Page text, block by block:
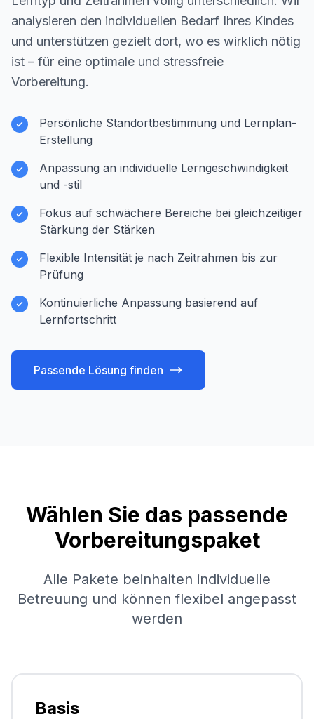
analysieren den individuellen Bedarf Ihres Kindes
und unterstützen gezielt dort, wo es wirklich nötig
ist – für eine optimale und stressfreie
Vorbereitung.
Persönliche Standortbestimmung und Lernplan-
Erstellung
Anpassung an individuelle Lerngeschwindigkeit
und -stil
Fokus auf schwächere Bereiche bei gleichzeitiger
Stärkung der Stärken
Flexible Intensität je nach Zeitrahmen bis zur
Prüfung
Kontinuierliche Anpassung basierend auf
Lernfortschritt
Passende Lösung finden
Wählen Sie das passende
Vorbereitungspaket
Alle Pakete beinhalten individuelle
Betreuung und können flexibel angepasst
werden
Basis